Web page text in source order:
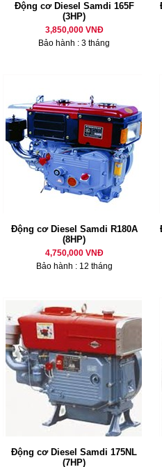
Động cơ Diesel Samdi 165F
(3HP)
3,850,000 VNĐ
Bảo hành : 3 tháng
Động cơ Diesel Samdi R180A
(8HP)
4,750,000 VNĐ
Bảo hành : 12 tháng
Động cơ Diesel Samdi 175NL
(7HP)